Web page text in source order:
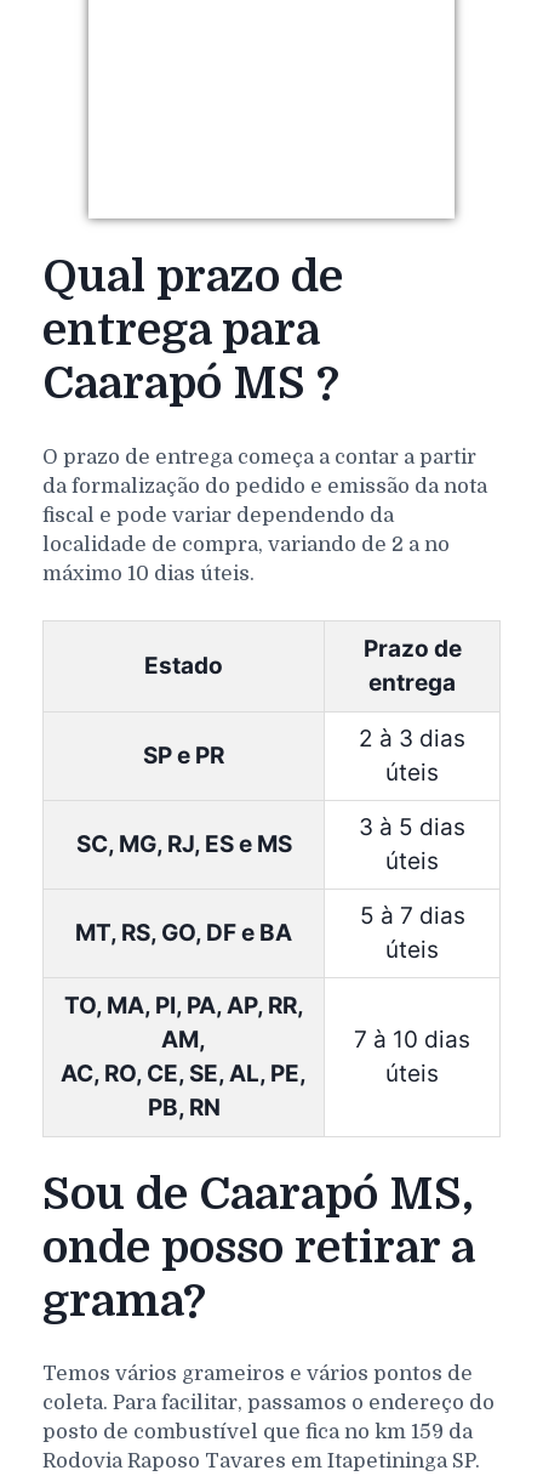
Qual prazo de
entrega para
Caarapó MS ?
O prazo de entrega começa a contar a partir
da formalização do pedido e emissão da nota
fiscal e pode variar dependendo da
localidade de compra, variando de 2 a no
máximo 10 dias úteis.
Estado
Prazo de
entrega
SP e PR
2 à 3 dias
úteis
SC, MG, RJ, ES e MS
3 à 5 dias
úteis
MT, RS, GO, DF e BA
5 à 7 dias
úteis
TO, MA, PI, PA, AP, RR,
AM,
AC, RO, CE, SE, AL, PE,
PB, RN
7 à 10 dias
úteis
Sou de Caarapó MS,
onde posso retirar a
grama?
Temos vários grameiros e vários pontos de
coleta. Para facilitar, passamos o endereço do
posto de combustível que fica no km 159 da
Rodovia Raposo Tavares em Itapetininga SP.